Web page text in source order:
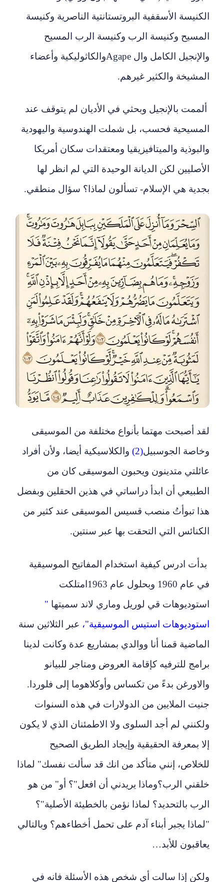
الكنيسة الأسقفية البروتستانتية الناصرية وكنيسة
المسيح وكنيسة الرب وكنيسة الرب المسيح
والإنجيل الكامل وال Agapeوالكاثوليكية وأعضاء
المشيخة والكثير غيرهم.
ألممت بالإنجيل وبحثي في الأديان لم يتوقف عند
المسيحية فحسب، بل شملت الهندوسية واليهودية
والبوذية والميتافيزيقيا ومعتقدات سكان أمريكا
الأصليين لكن الديانة الوحيدة التي لم انظر لها
بجدية هي الإسلام- تسألون لماذا؟ سؤال منطقي.
لقد أصبحت مهتما بأنواع مختلفة من الموسيقى
وخاصة الجوسبيل(2)
والكلاسيكية أيضا، ولأن أفراد
عائلتي متدينون ويحبون الموسيقى كان من
الطبيعي أن ابدأ دراساتي في هذين الحقلين وبفضل
هذا تبوأتُ منصب قسيس الموسيقى عند كثير من
الكنائس التي التحقت بها عبر سنتين.
بدأت ادرس كيفية استخدام المفاتيح الموسيقية
في عام 1960 وبحلول عام 1963امتلكت
استوديوهات قي لوريل وماري لاند سميتها "
استوديوهات استيس الموسيقية"، عبر الثلاثين سنة
الماضية قمنا أنا ووالدي بمشاريع عدة وكانت لدينا
برامج للترفيه كإقامة العروض ومتاجر للبيانو
والاورغن بدءً من تكساس وأوكلاهوما إلى فلوردا.
جنيت الملايين من الدولارات في هذه السنوات
ولكنني لم أجد السلوى ولا الاطمئنان الذي لا يكون
إلا بمعرفة الحقيقية وإيجاد الطريق الصحيح
للخلاص، إنني متأكد من انك قد سألت نفسك" لماذا
خلقني الرب؟وماذا يريدني أن افعل"؟ أو" من هو
الرب بالتحديد؟ لماذا نؤمن بالخطيئة الأصلية"؟
"لماذا يجبر أبناء آدم على تحمل أخطاءهم؟ وبالتالي
يعاقبون للأبد…
ولكن إذا سالت أي شخص هذه الأسئلة فانه في